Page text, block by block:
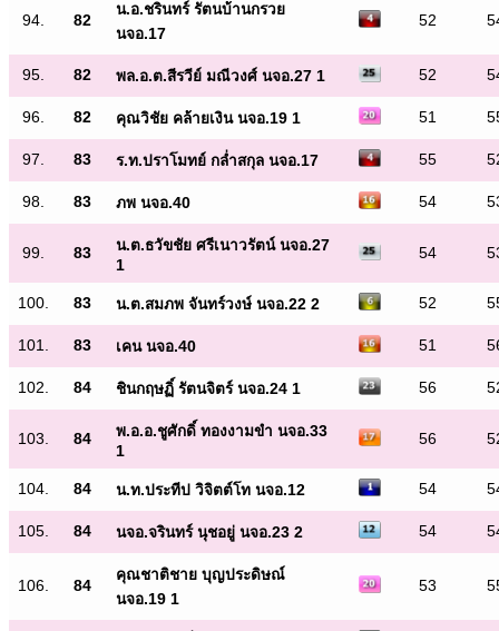
94. 82
น.อ.ชรินทร์ รัตนบ้านกรวย
นจอ.17
52
95. 82 พล.อ.ต.สีรวีย์ มณีวงศ์ นจอ.27 1 52
96. 82 คุณวิชัย คล้ายเงิน นจอ.19 1 51
97. 83 ร.ท.ปราโมทย์ กล่ำสกุล นจอ.17 55
98. 83 ภพ นจอ.40 54
99. 83
น.ต.ธวัขชัย ศรีเนาวรัตน์ นจอ.27
1
54
100. 83 น.ต.สมภพ จันทร์วงษ์ นจอ.22 2 52
101. 83 เคน นจอ.40 51
102. 84 ชินกฤษฏิ์ รัตนจิตร์ นจอ.24 1 56
103. 84
พ.อ.อ.ชูศักดิ์ ทองงามขำ นจอ.33
1
56
104. 84 น.ท.ประทีป วิจิตต์โท นจอ.12 54
105. 84 นจอ.จรินทร์ นุชอยู่ นจอ.23 2 54
106. 84
คุณชาติชาย บุญประดิษณ์
นจอ.19 1
53